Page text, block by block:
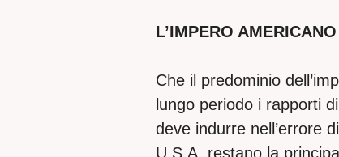
L’IMPERO
Che il predominio
lungo periodo i rapporti
deve indurre nell’errore
U.S.A. restano la